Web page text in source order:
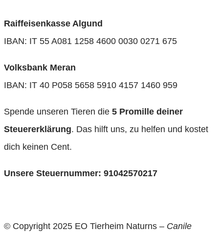
Raiffeisenkasse Algund
IBAN: IT 55 A081 1258 4600 0030 0271 675
Volksbank Meran
IBAN: IT 40 P058 5658 5910 4157 1460 959
Spende unseren Tieren die 5 Promille deiner
Steuererklärung. Das hilft uns, zu helfen und kostet
dich keinen Cent.
Unsere Steuernummer: 91042570217
© Copyright 2025 EO Tierheim Naturns – Canile